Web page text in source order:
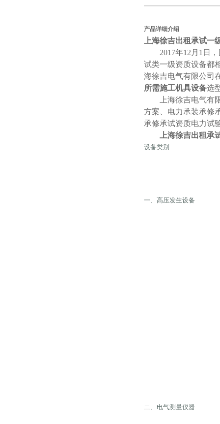
产品详细介绍
上海徐吉出租承试一
2017年12月1日，
试类一级资质设备都
海徐吉电气有限公司
所需施工机具设备选
上海徐吉电气有限
方案、电力承装承修
承修承试资质电力试
上海徐吉出租承
设备类别
一、高压发生设备
二、电气测量仪器